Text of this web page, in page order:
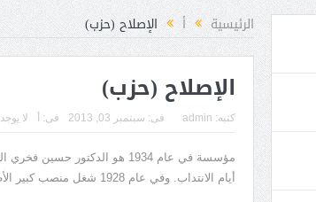
يوسف هيكل (1907-1989)
يوسف ضيا الخالدي (1846-1906)
يوسف الجرار (000 – 1222ه)(000 – 1808م)
الرئيسية أ الإصلاح (حزب)
الإصلاح (حزب)
كتبه: admin فى: سبتمبر 03, 2013 فى: لا
مؤسسة في عام 1934 هو
أيام الانتداب. وفي عام 1928 شغل منصب كبير الأطباء في الدائرة المذكورة. وكان يتحلى بروح وطنية قوية.